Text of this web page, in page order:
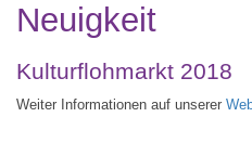
Neuigkeit
Kulturflohmarkt 2018
Weiter Informationen auf unserer